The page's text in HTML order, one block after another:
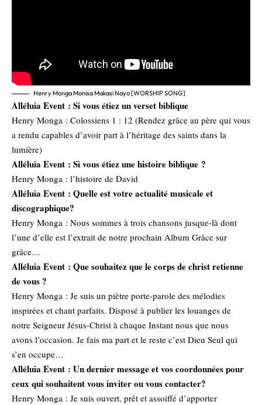
Henry Monga Monisa Makasi Nayo [WORSHIP SONG]
Alléluia Event : Si vous étiez un verset biblique
Henry Monga : Colossiens 1 : 12 (Rendez grâce au père qui vous
a rendu capables d’avoir part à l’héritage des saints dans la
lumière)
Alléluia Event : Si vous étiez une histoire biblique ?
Henry Monga : l’histoire de David
Alléluia Event : Quelle est votre actualité musicale et
discographique?
Henry Monga : Nous sommes à trois chansons jusque-là dont
l’une d’elle est l’extrait de notre prochain Album Grâce sur
grâce…
Alléluia Event : Que souhaitez que le corps de christ retienne
de vous ?
Henry Monga : Je suis un piètre porte-parole des mélodies
inspirées et chant parfaits. Disposé à publier les louanges de
notre Seigneur Jésus-Christ à chaque Instant nous que nous
avons l’occasion. Je fais ma part et le reste c’est Dieu Seul qui
s’en occupe…
Alléluia Event : Un dernier message et vos coordonnées pour
ceux qui souhaitent vous inviter ou vous contacter?
Henry Monga : Je suis ouvert, prêt et assoiffé d’apporter